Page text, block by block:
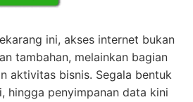
ini, akses internet bukan
tambahan, melainkan bagian
aktivitas bisnis. Segala bentuk
hingga penyimpanan data kini